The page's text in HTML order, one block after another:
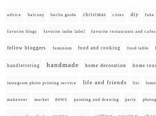
advice balcony berlin guide christmas cities diy fake
favorite blogs favorite indie label favorite restaurants and cafes
fellow bloggers feminism food and cooking food table
handlettering handmade home decoration home tour
instagram photo printing service life and friends list
makeover market news painting and drawing party